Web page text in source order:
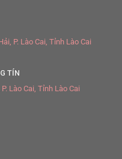
P. Lào Cai, Tỉnh Lào Cai
TÍN
Lào Cai, Tỉnh Lào Cai